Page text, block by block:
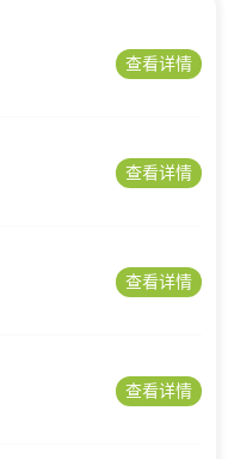
查看详情
查看详情
查看详情
查看详情